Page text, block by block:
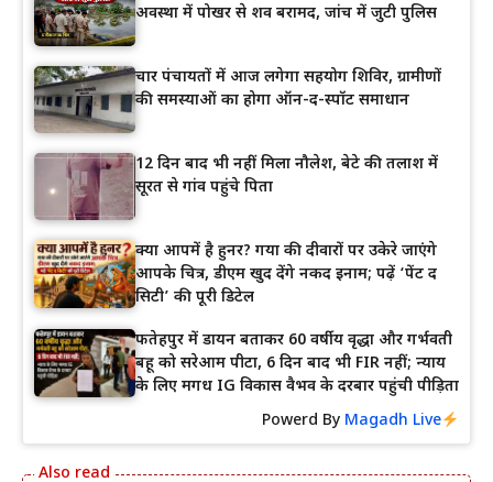
अवस्था में पोखर से शव बरामद, जांच में जुटी पुलिस
चार पंचायतों में आज लगेगा सहयोग शिविर, ग्रामीणों
की समस्याओं का होगा ऑन-द-स्पॉट समाधान
12 दिन बाद भी नहीं मिला नौलेश, बेटे की तलाश में
सूरत से गांव पहुंचे पिता
क्या आपमें है हुनर? गया की दीवारों पर उकेरे जाएंगे
आपके चित्र, डीएम खुद देंगे नकद इनाम; पढ़ें ‘पेंट द
सिटी’ की पूरी डिटेल
फतेहपुर में डायन बताकर 60 वर्षीय वृद्धा और गर्भवती
बहू को सरेआम पीटा, 6 दिन बाद भी FIR नहीं; न्याय
के लिए मगध IG विकास वैभव के दरबार पहुंची पीड़िता
Powerd By Magadh Live